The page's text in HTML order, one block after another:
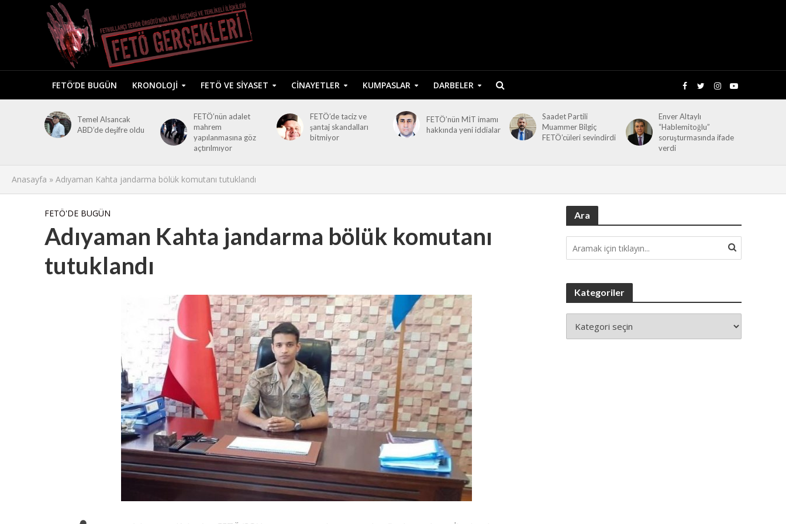
FETÖ’DE BUGÜN KRONOLOJI FETÖ VE SIYASET CINAYETLER KUMPASLAR DARBELER
Temel Alsancak
ABD’de deşifre oldu
FETÖ’nün adalet
mahrem
yapılanmasına göz
açtırılmıyor
FETÖ’de taciz ve
şantaj skandalları
bitmiyor
FETÖ’nün MİT imamı
hakkında yeni iddialar
Saadet Partili
Muammer Bilgiç
FETÖ’cüleri sevindirdi
Enver Altaylı
“Hablemitoğlu”
soruşturmasında ifade
verdi
Anasayfa » Adıyaman Kahta jandarma bölük komutanı tutuklandı
FETÖ'DE BUGÜN
Adıyaman Kahta jandarma bölük komutanı
tutuklandı
Ara
Kategoriler